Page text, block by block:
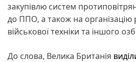
закупівлю систем
до ППО, а також на організацію
військової техніки та іншого
До слова, Велика Британія